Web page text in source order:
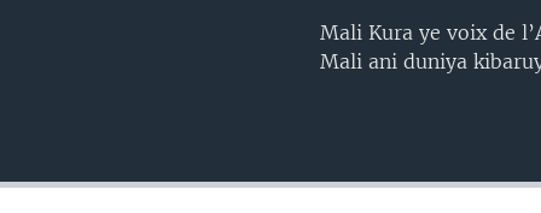
Mali Kura ye voix de
Mali ani duniya